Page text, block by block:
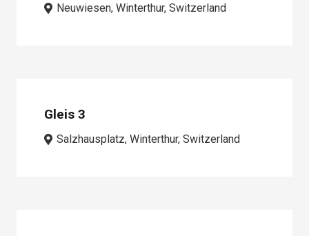
Neuwiesen, Winterthur, Switzerland
Gleis 3
Salzhausplatz, Winterthur, Switzerland